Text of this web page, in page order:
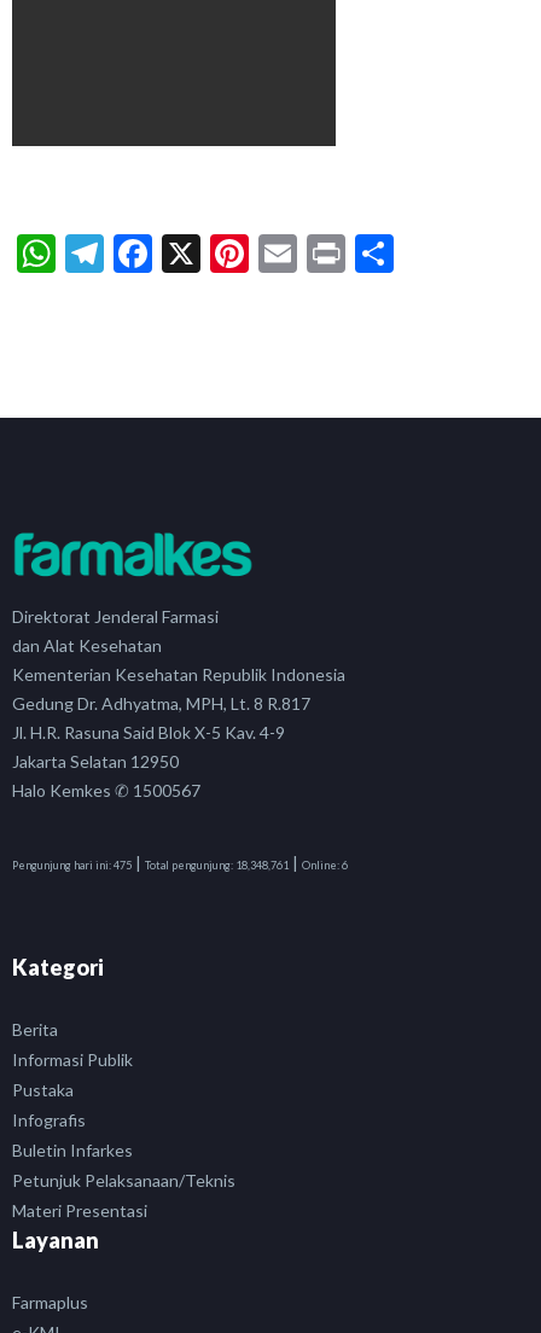
WhatsApp
Telegram
Facebook
X Pinterest
Email
Print
Direktorat Jenderal Farmasi
dan Alat Kesehatan
Kementerian Kesehatan Republik Indonesia
Gedung Dr. Adhyatma, MPH, Lt. 8 R.817
Jl. H.R. Rasuna Said Blok X-5 Kav. 4-9
Jakarta Selatan 12950
Halo Kemkes ✆ 1500567
Pengunjung hari ini:475 | Total pengunjung: 18,348,761 | Online:6
Kategori
Berita
Informasi Publik
Pustaka
Infografis
Buletin Infarkes
Petunjuk Pelaksanaan/Teknis
Materi Presentasi
Layanan
Farmaplus